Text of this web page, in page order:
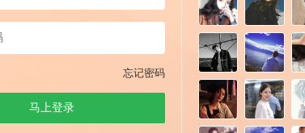
忘记密码
马上登录